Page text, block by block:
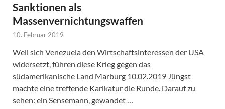
Sanktionen als
Massenvernichtungswaffen
10. Februar 2019
Weil sich Venezuela den Wirtschaftsinteressen der USA
widersetzt, führen diese Krieg gegen das
südamerikanische Land Marburg 10.02.2019 Jüngst
machte eine treffende Karikatur die Runde. Darauf zu
sehen: ein Sensemann, gewandet …